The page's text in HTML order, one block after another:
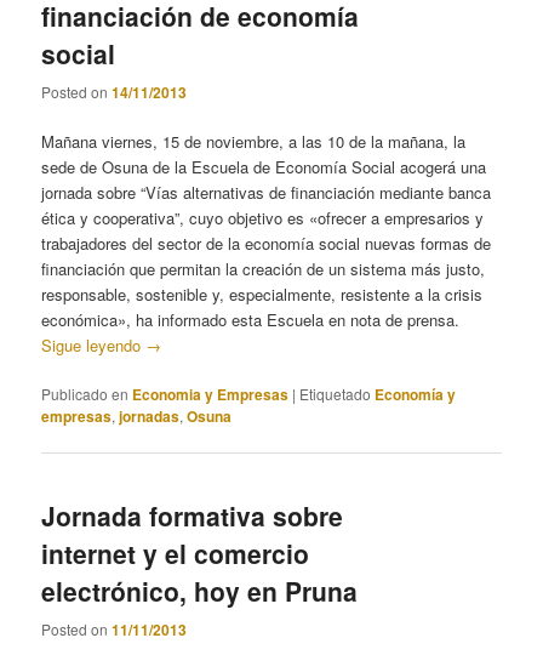
financiación de economía
social
Posted on14/11/2013
Mañana viernes, 15 de noviembre, a las 10 de la mañana, la
sede de Osuna de la Escuela de Economía Social acogerá una
jornada sobre “Vías alternativas de financiación mediante banca
ética y cooperativa”, cuyo objetivo es «ofrecer a empresarios y
trabajadores del sector de la economía social nuevas formas de
financiación que permitan la creación de un sistema más justo,
responsable, sostenible y, especialmente, resistente a la crisis
económica», ha informado esta Escuela en nota de prensa.
Sigue leyendo →
Publicado en Economia y Empresas | Etiquetado Economía y
empresas,jornadas,Osuna
Jornada formativa sobre
internet y el comercio
electrónico, hoy en Pruna
Posted on11/11/2013